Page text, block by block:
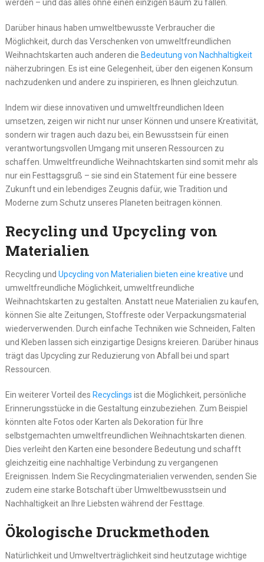
werden – und das alles ohne einen einzigen Baum zu fällen.
Darüber hinaus haben umweltbewusste Verbraucher die
Möglichkeit, durch das Verschenken von umweltfreundlichen
Weihnachtskarten auch anderen die Bedeutung von Nachhaltigkeit
näherzubringen. Es ist eine Gelegenheit, über den eigenen Konsum
nachzudenken und andere zu inspirieren, es Ihnen gleichzutun.
Indem wir diese innovativen und umweltfreundlichen Ideen
umsetzen, zeigen wir nicht nur unser Können und unsere Kreativität,
sondern wir tragen auch dazu bei, ein Bewusstsein für einen
verantwortungsvollen Umgang mit unseren Ressourcen zu
schaffen. Umweltfreundliche Weihnachtskarten sind somit mehr als
nur ein Festtagsgruß – sie sind ein Statement für eine bessere
Zukunft und ein lebendiges Zeugnis dafür, wie Tradition und
Moderne zum Schutz unseres Planeten beitragen können.
Recycling und Upcycling von
Materialien
Recycling und Upcycling von Materialien bieten eine kreative und
umweltfreundliche Möglichkeit, umweltfreundliche
Weihnachtskarten zu gestalten. Anstatt neue Materialien zu kaufen,
können Sie alte Zeitungen, Stoffreste oder Verpackungsmaterial
wiederverwenden. Durch einfache Techniken wie Schneiden, Falten
und Kleben lassen sich einzigartige Designs kreieren. Darüber hinaus
trägt das Upcycling zur Reduzierung von Abfall bei und spart
Ressourcen.
Ein weiterer Vorteil des Recyclings ist die Möglichkeit, persönliche
Erinnerungsstücke in die Gestaltung einzubeziehen. Zum Beispiel
könnten alte Fotos oder Karten als Dekoration für Ihre
selbstgemachten umweltfreundlichen Weihnachtskarten dienen.
Dies verleiht den Karten eine besondere Bedeutung und schafft
gleichzeitig eine nachhaltige Verbindung zu vergangenen
Ereignissen. Indem Sie Recyclingmaterialien verwenden, senden Sie
zudem eine starke Botschaft über Umweltbewusstsein und
Nachhaltigkeit an Ihre Liebsten während der Festtage.
Ökologische Druckmethoden
Natürlichkeit und Umweltverträglichkeit sind heutzutage wichtige